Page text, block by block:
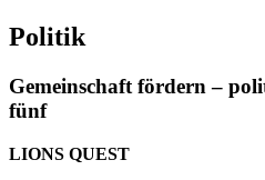
Politik
Gemeinschaft fördern –
fünf
LIONS QUEST